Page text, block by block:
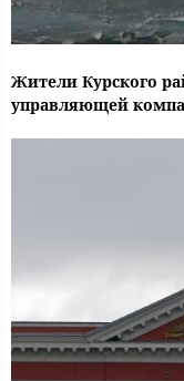
Жители Курского
управляющей